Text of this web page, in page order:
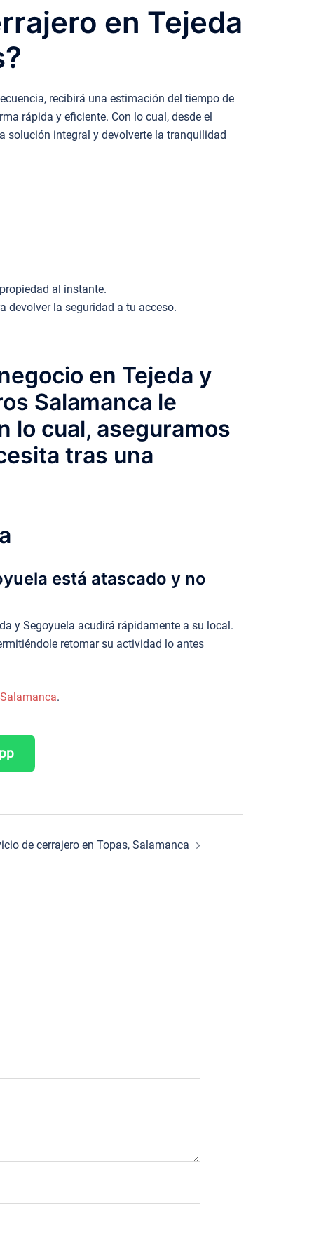
en Tejeda
recibirá una estimación del tiempo de
rápida y eficiente. Con lo cual, desde el
solución integral y devolverte la tranquilidad
al instante.
devolver la seguridad a tu acceso.
en Tejeda y
Salamanca le
lo cual, aseguramos
tras una
está atascado y no
y Segoyuela acudirá rápidamente a su local.
retomar su actividad lo antes
.
de cerrajero en Topas, Salamanca